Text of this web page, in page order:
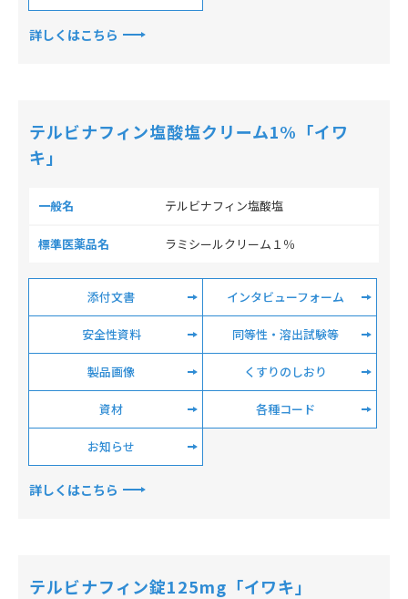
詳しくはこちら
テルビナフィン塩酸塩クリーム1%「イワ
キ」
一般名 テルビナフィン塩酸塩
標準医薬品名 ラミシールクリーム１％
添付文書 インタビューフォーム
安全性資料 同等性・溶出試験等
製品画像 くすりのしおり
資材 各種コード
お知らせ
詳しくはこちら
テルビナフィン錠125mg「イワキ」